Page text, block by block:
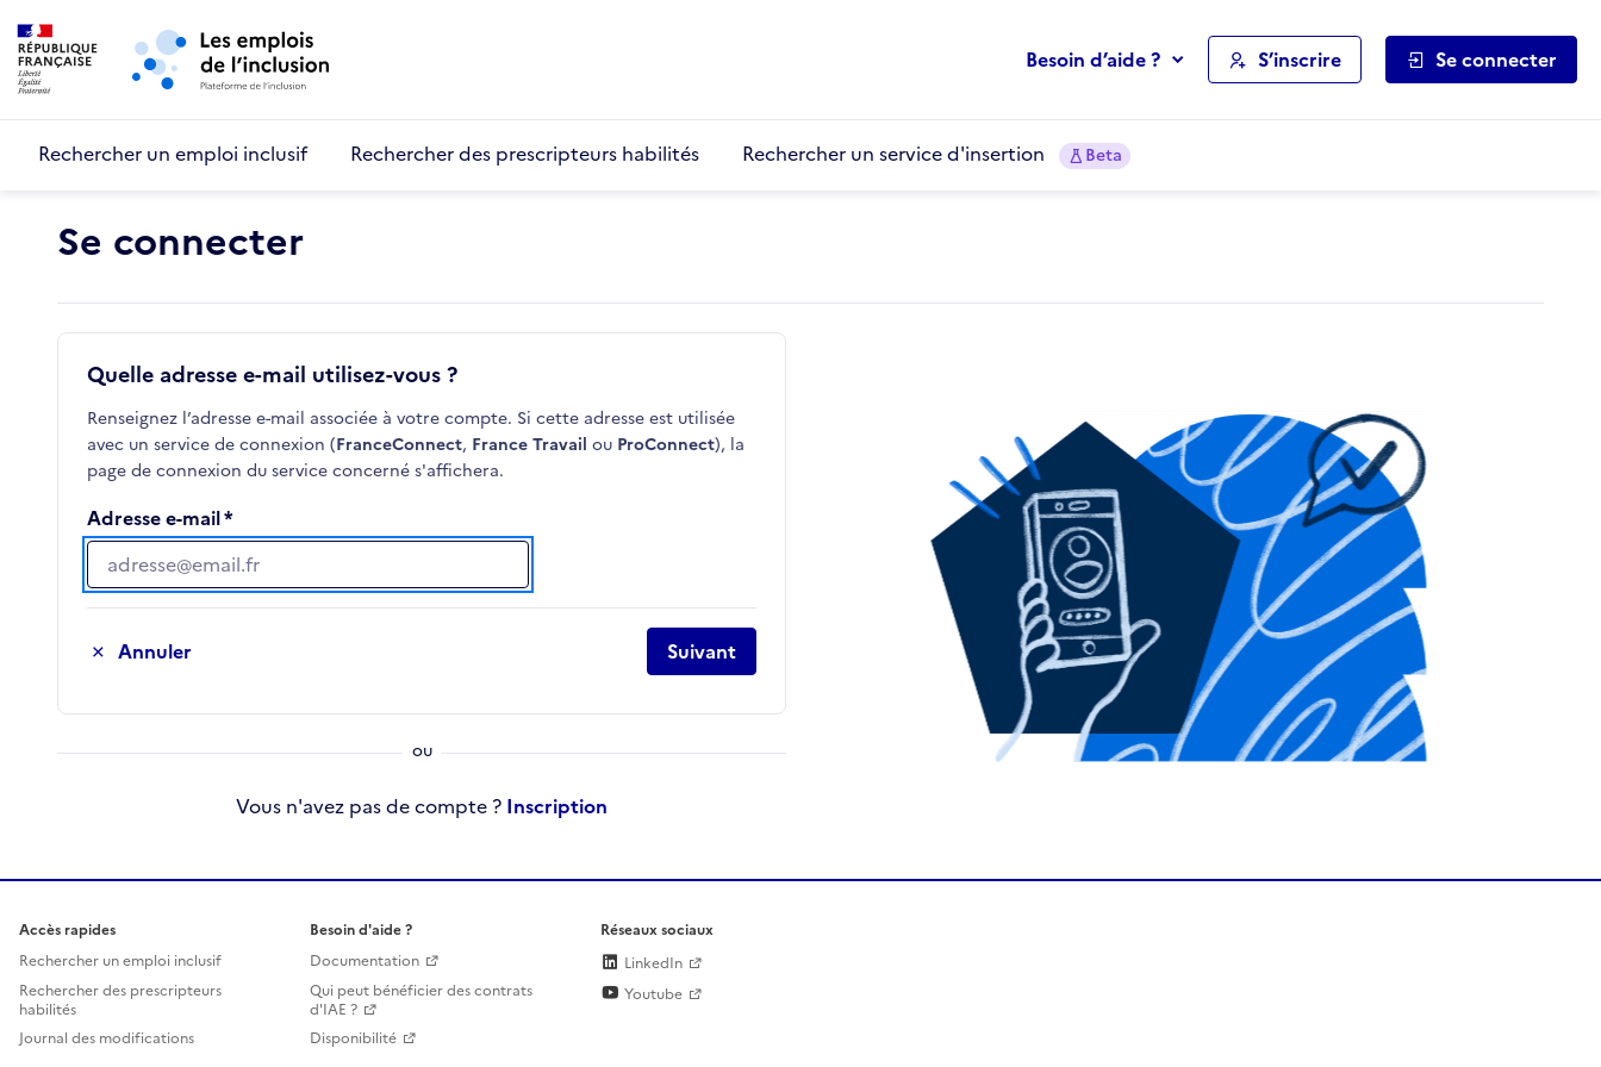
Aller au menu principal
Besoin d’aide ? S’inscrire Se connecter
Rechercher un emploi inclusif Rechercher des prescripteurs habilités Rechercher un service d'insertion Beta
Se connecter
Quelle adresse e-mail utilisez-vous ?
Renseignez l’adresse e-mail associée à votre compte. Si cette adresse est utilisée
avec un service de connexion (FranceConnect, France Travail ou ProConnect), la
page de connexion du service concerné s'affichera.
Adresse e-mail
Adresse e-mail
Annuler Suivant
Vous n'avez pas de compte ? Inscription
Accès rapides
Rechercher un emploi inclusif
Rechercher des prescripteurs
habilités
Journal des modifications
Besoin d'aide ?
Documentation
Qui peut bénéficier des contrats
d'IAE ?
Disponibilité
Réseaux sociaux
LinkedIn
Youtube